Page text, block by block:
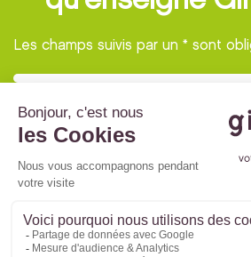
Les champs suivis par un * sont
© 2022 Giropharm -
Politique de confidentialité